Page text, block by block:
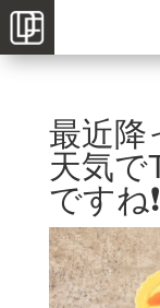
最近降
天気で
ですね❗️